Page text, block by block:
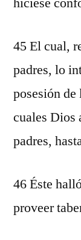
45 El cual,
padres, lo
posesión
cuales Dios
padres,
46 Éste
proveer